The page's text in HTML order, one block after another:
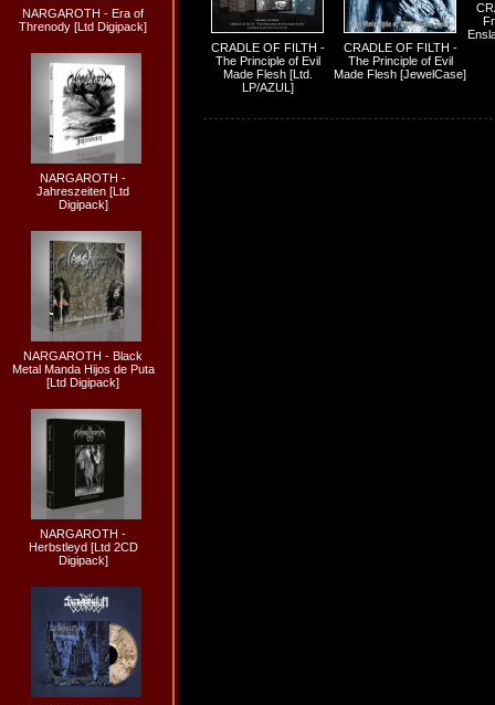
NARGAROTH - Era of
Threnody [Ltd Digipack]
NARGAROTH -
Jahreszeiten [Ltd
Digipack]
NARGAROTH - Black
Metal Manda Hijos de Puta
[Ltd Digipack]
NARGAROTH -
Herbstleyd [Ltd 2CD
Digipack]
CRADLE OF FILTH -
The Principle of Evil
Made Flesh [Ltd.
LP/AZUL]
CRADLE OF FILTH -
The Principle of Evil
Made Flesh [JewelCase]